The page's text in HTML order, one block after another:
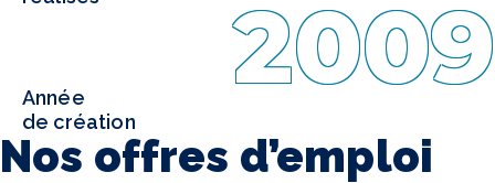
2009
Année
de création
Nos offres d’emploi